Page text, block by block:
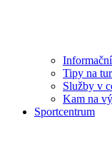
Tipy na
Služby v
Kam na
Sportcentrum